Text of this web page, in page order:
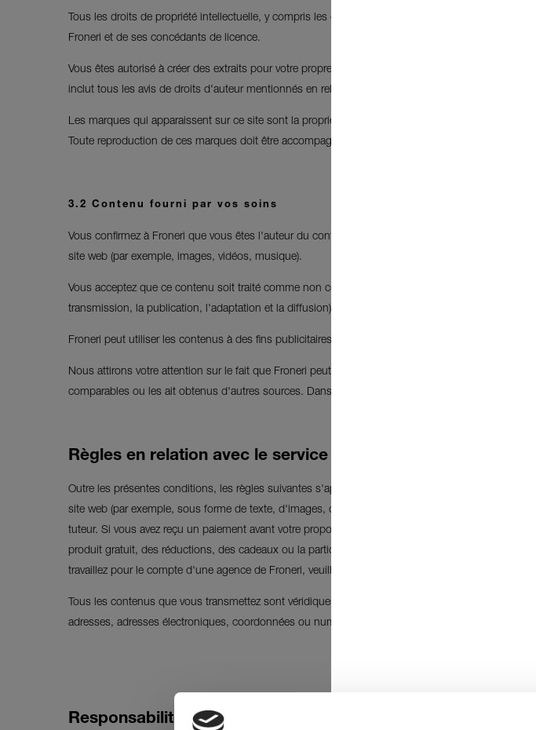
Tous les droits de propriété intellectuelle, y compris les droits d'auteur et le matériel publié par
Froneri et de ses concédants de licence.
Vous êtes autorisé à créer des extraits pour votre propre usage privé (c'est-à-dire à des fins non
inclut tous les avis de droits d'auteur mentionnés en relation avec de tels contenus (par exemple ©
Les marques qui apparaissent sur ce site sont la propriété de la Société des Produits Nestlé
Toute reproduction de ces marques doit être accompagnée de la mention suivante : ® Reg.
3.2 Contenu fourni par vos soins
Vous confirmez à Froneri que vous êtes l'auteur du contenu publié sur ce site web ou que vous
site web (par exemple, images, vidéos, musique).
Vous acceptez que ce contenu soit traité comme non confidentiel et accordez à Froneri une
transmission, la publication, l'adaptation et la diffusion) du contenu que vous fournissez à des fins
Froneri peut utiliser les contenus à des fins publicitaires, promotionnelles ou autres, mais vous
Nous attirons votre attention sur le fait que Froneri peut décider à sa seule discrétion d'une
comparables ou les ait obtenus d'autres sources. Dans ce cas, les droits de propriété
Règles en relation avec le service d'évaluation des
Outre les présentes conditions, les règles suivantes s'appliquent aux avis de consommateurs
site web (par exemple, sous forme de texte, d'images, de vidéos, de présentations ou d'autres
tuteur. Si vous avez reçu un paiement avant votre proposition de contribution ou si vous avez
produit gratuit, des réductions, des cadeaux ou la participation à un tirage au sort, veuillez
travaillez pour le compte d'une agence de Froneri, veuillez en informer Froneri.
Tous les contenus que vous transmettez sont véridiques et basés sur votre expérience avec le
adresses, adresses électroniques, coordonnées ou numéros de téléphone. Vous êtes seul
Responsabilité